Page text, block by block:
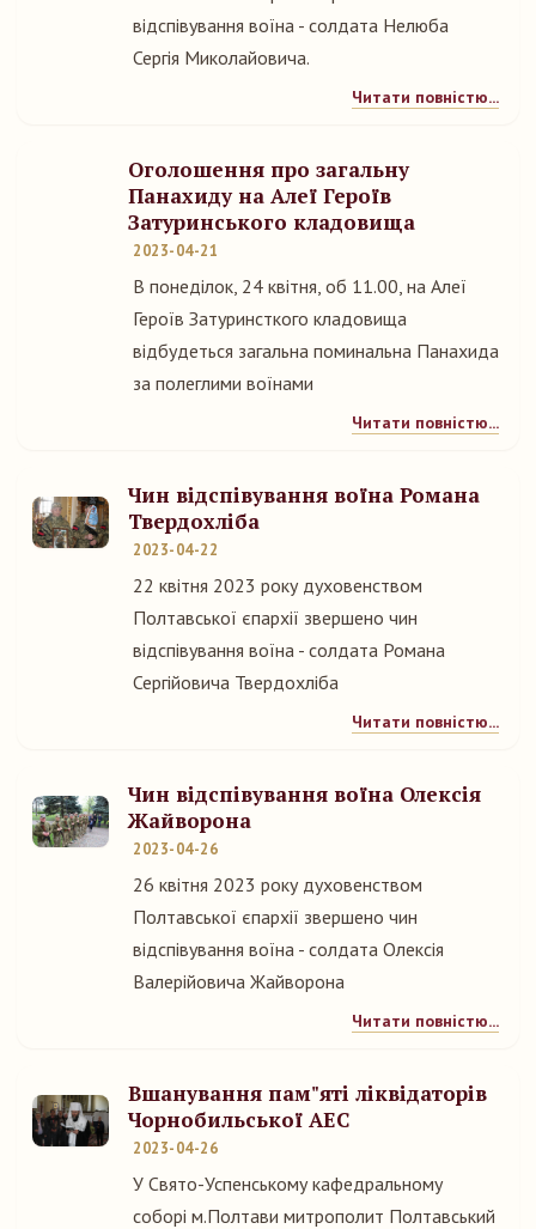
відспівування воїна - солдата Нелюба
Сергія Миколайовича.
Читати повністю...
Оголошення про загальну
Панахиду на Алеї Героїв
Затуринського кладовища
2023-04-21
В понеділок, 24 квітня, об 11.00, на Алеї
Героїв Затуринсткого кладовища
відбудеться загальна поминальна Панахида
за полеглими воїнами
Читати повністю...
Чин відспівування воїна Романа
Твердохліба
2023-04-22
22 квітня 2023 року духовенством
Полтавської єпархії звершено чин
відспівування воїна - солдата Романа
Сергійовича Твердохліба
Читати повністю...
Чин відспівування воїна Олексія
Жайворона
2023-04-26
26 квітня 2023 року духовенством
Полтавської єпархії звершено чин
відспівування воїна - солдата Олексія
Валерійовича Жайворона
Читати повністю...
Вшанування пам"яті ліквідаторів
Чорнобильської АЕС
2023-04-26
У Свято-Успенському кафедральному
соборі м.Полтави митрополит Полтавський